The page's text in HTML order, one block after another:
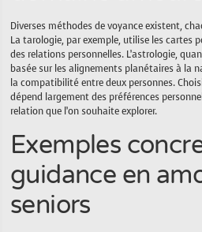
Diverses méthodes de voyance existent,
La tarologie, par exemple, utilise les cartes
des relations personnelles. L’astrologie,
basée sur les alignements planétaires à la
la compatibilité entre deux personnes.
dépend largement des préférences
relation que l’on souhaite explorer.
Exemples
guidance en
seniors